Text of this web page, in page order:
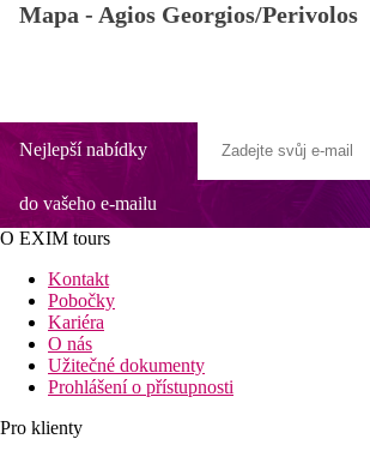
Mapa - Agios Georgios/Perivolos
Nejlepší nabídky
do vašeho e-mailu
O EXIM tours
Kontakt
Pobočky
Kariéra
O nás
Užitečné dokumenty
Prohlášení o přístupnosti
Pro klienty